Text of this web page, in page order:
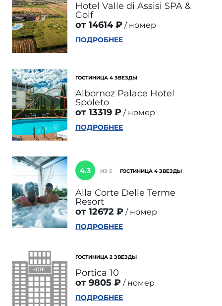
Hotel Valle di Assisi SPA &
Golf
от 14614 ₽
номер
ПОДРОБНЕЕ
ГОСТИНИЦА 4 ЗВЕЗДЫ
Albornoz Palace Hotel
Spoleto
от 13319 ₽
номер
ПОДРОБНЕЕ
4.3 ИЗ 5 ГОСТИНИЦА 4 ЗВЕЗДЫ
Alla Corte Delle Terme
Resort
от 12672 ₽
номер
ПОДРОБНЕЕ
ГОСТИНИЦА 2 ЗВЕЗДЫ
Portica 10
от 9805 ₽
номер
ПОДРОБНЕЕ